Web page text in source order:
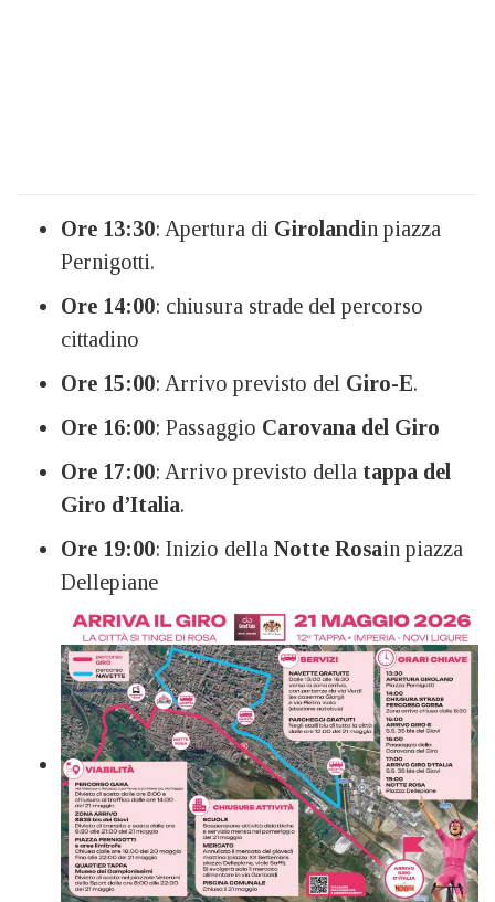
Ore 13:30: Apertura di Girolandin piazza
Pernigotti.
Ore 14:00: chiusura strade del percorso
cittadino
Ore 15:00: Arrivo previsto del Giro-E.
Ore 16:00: Passaggio Carovana del Giro
Ore 17:00: Arrivo previsto della tappa del
Giro d’Italia.
Ore 19:00: Inizio della Notte Rosain piazza
Dellepiane